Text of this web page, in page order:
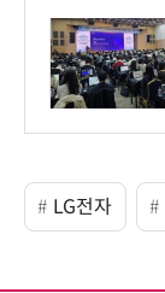
LG전자